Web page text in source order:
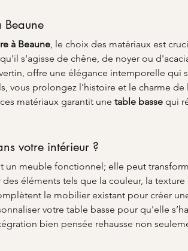
Beaune
à Beaune, le choix des matériaux est
s'agisse de chêne, de noyer ou
offre une élégance intemporelle qui
vous prolongez l'histoire et le charme
matériaux garantit une table basse qui
votre intérieur ?
un meuble fonctionnel; elle peut
éléments tels que la couleur, la
le mobilier existant pour créer
votre table basse pour qu'elle
bien pensée rehausse non